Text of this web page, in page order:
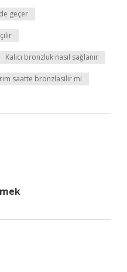
geçer
Kalıcı bronzluk nasıl sağlanır
saatte bronzlasilir mi